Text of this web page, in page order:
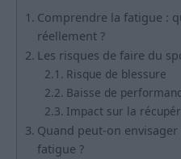
Comprendre la fatigue :
réellement ?
Les risques de faire du
Risque de blessure
Baisse de
Impact sur la
Quand peut-on
fatigue ?